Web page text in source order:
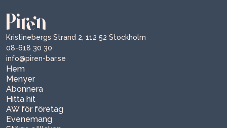
Kristinebergs Strand 2, 112 52 Stockholm
08-618 30 30
info@piren-bar.se
Hem
Menyer
Abonnera
Hitta hit
AW för företag
Evenemang